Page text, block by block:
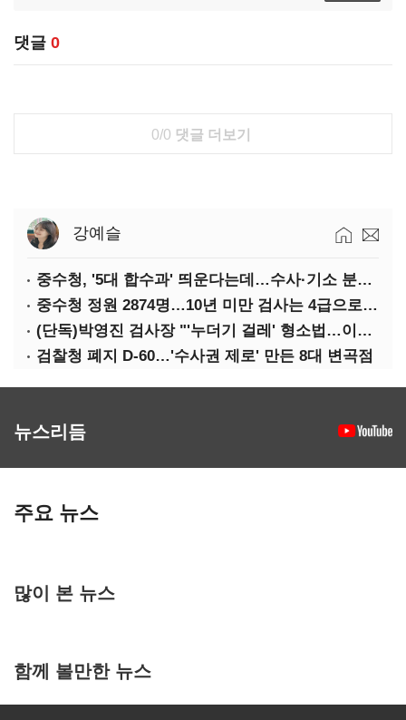
댓글 0
0/0 댓글 더보기
강예슬
중수청, '5대 합수과' 띄운다는데…수사·기소 분리로 협력방안 '부재'
중수청 정원 2874명…10년 미만 검사는 4급으로 임용
(단독)박영진 검사장 "'누더기 걸레' 형소법…이재명 대통령 책임져야"
검찰청 폐지 D-60…'수사권 제로' 만든 8대 변곡점
뉴스리듬
주요 뉴스
많이 본 뉴스
함께 볼만한 뉴스